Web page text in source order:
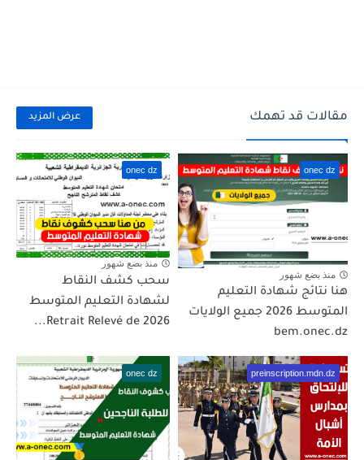
مقالات قد تهمك عرض المزيد
onec dz
منذ بضع شهور
هنا نتائج شهادة التعليم
المتوسط 2026 جميع الولايات
bem.onec.dz
onec dz
منذ بضع شهور
سحب كشف النقاط
لشهادة التعليم المتوسط
2026 Retrait Relevé de...
preinscription.mdn.dz
onec dz